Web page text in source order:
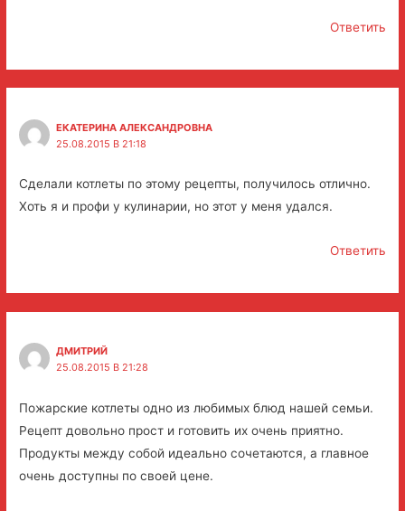
Ответить
ЕКАТЕРИНА АЛЕКСАНДРОВНА
25.08.2015 В 21:18
Сделали котлеты по этому рецепты, получилось отлично.
Хоть я и профи у кулинарии, но этот у меня удался.
Ответить
ДМИТРИЙ
25.08.2015 В 21:28
Пожарские котлеты одно из любимых блюд нашей семьи.
Рецепт довольно прост и готовить их очень приятно.
Продукты между собой идеально сочетаются, а главное
очень доступны по своей цене.